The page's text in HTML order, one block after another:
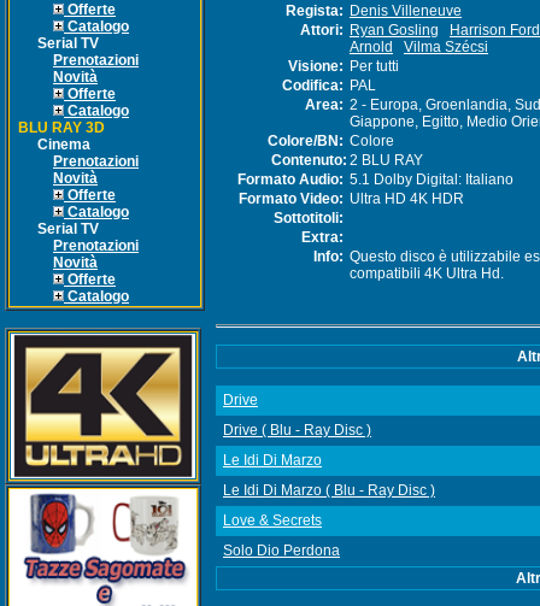
Offerte
Catalogo
Serial TV
Prenotazioni
Novità
Offerte
Catalogo
BLU RAY 3D
Cinema
Prenotazioni
Novità
Offerte
Catalogo
Serial TV
Prenotazioni
Novità
Offerte
Catalogo
Regista: Denis Villeneuve
Attori: Ryan Gosling
Harrison Ford
Arnold
Vilma Szécsi
Visione: Per tutti
Codifica: PAL
Area: 2 - Europa, Groenlandia,
Giappone, Egitto, Medio
Colore/BN: Colore
Contenuto: 2 BLU RAY
Formato Audio: 5.1 Dolby Digital: Italiano
Formato Video: Ultra HD 4K HDR
Sottotitoli:
Extra:
Info: Questo disco è utilizzabile
compatibili 4K Ultra Hd.
Drive
Drive ( Blu - Ray Disc )
Le Idi Di Marzo
Le Idi Di Marzo ( Blu - Ray Disc )
Love & Secrets
Solo Dio Perdona